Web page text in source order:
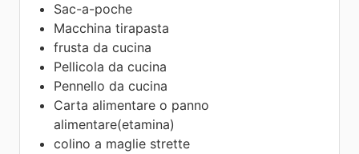
Sac-a-poche
Macchina tirapasta
frusta da cucina
Pellicola da cucina
Pennello da cucina
Carta alimentare o panno
alimentare(etamina)
colino a maglie strette